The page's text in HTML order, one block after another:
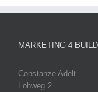
MARKETING 4
Constanze Adelt
Lohweg 2